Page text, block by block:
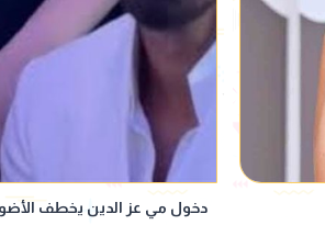
دخول مي عز الدين يخطف